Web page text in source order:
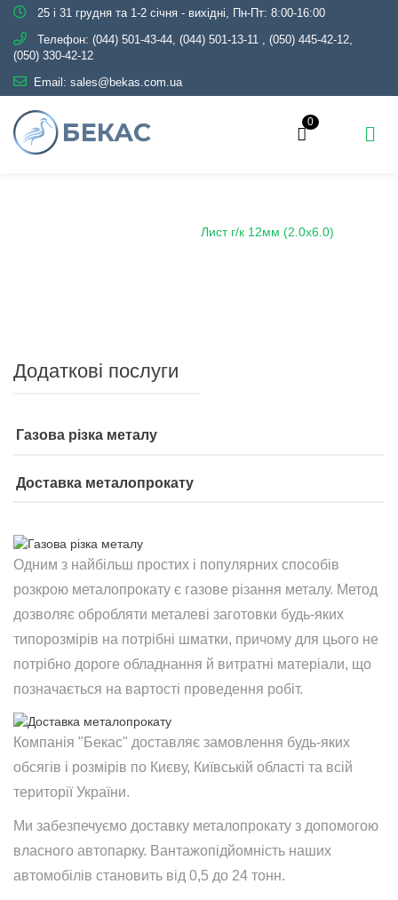
25 і 31 грудня та 1-2 січня - вихідні, Пн-Пт: 8:00-16:00
Телефон: (044) 501-43-44, (044) 501-13-11 , (050) 445-42-12,
(050) 330-42-12
Email: sales@bekas.com.ua
0
Лист г/к 12мм (2.0х6.0)
Додаткові послуги
Газова різка металу
Доставка металопрокату
Одним з найбільш простих і популярних способів
розкрою металопрокату є газове різання металу. Метод
дозволяє обробляти металеві заготовки будь-яких
типорозмірів на потрібні шматки, причому для цього не
потрібно дороге обладнання й витратні матеріали, що
позначається на вартості проведення робіт.
Компанія "Бекас" доставляє замовлення будь-яких
обсягів і розмірів по Києву, Київській області та всій
території України.
Ми забезпечуємо доставку металопрокату з допомогою
власного автопарку. Вантажопідйомність наших
автомобілів становить від 0,5 до 24 тонн.